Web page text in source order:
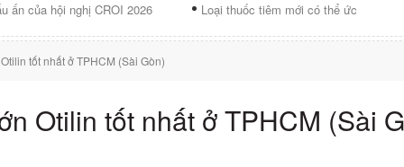
CROI 2026 Loại thuốc tiêm mới có thể ức chế...
tốt nhất ở TPHCM (Sài Gòn)
Otilin tốt nhất ở TPHCM (Sài